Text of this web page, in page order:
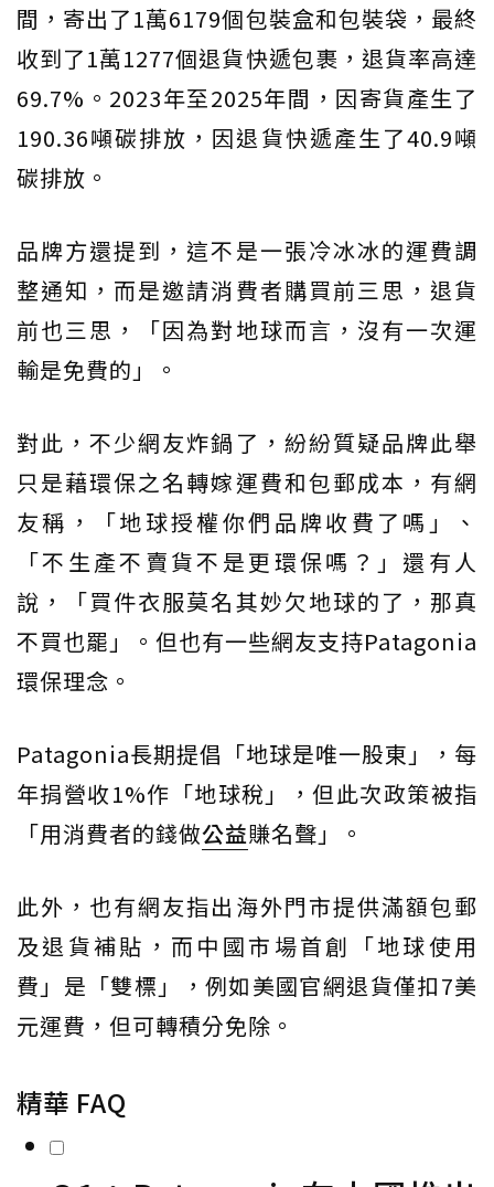
間，寄出了1萬6179個包裝盒和包裝袋，最終
收到了1萬1277個退貨快遞包裹，退貨率高達
69.7%。2023年至2025年間，因寄貨產生了
190.36噸碳排放，因退貨快遞產生了40.9噸
碳排放。
品牌方還提到，這不是一張冷冰冰的運費調
整通知，而是邀請消費者購買前三思，退貨
前也三思，「因為對地球而言，沒有一次運
輸是免費的」。
對此，不少網友炸鍋了，紛紛質疑品牌此舉
只是藉環保之名轉嫁運費和包郵成本，有網
友稱，「地球授權你們品牌收費了嗎」、
「不生產不賣貨不是更環保嗎？」還有人
說，「買件衣服莫名其妙欠地球的了，那真
不買也罷」。但也有一些網友支持Patagonia
環保理念。
Patagonia長期提倡「地球是唯一股東」，每
年捐營收1%作「地球稅」，但此次政策被指
「用消費者的錢做公益賺名聲」。
此外，也有網友指出海外門市提供滿額包郵
及退貨補貼，而中國市場首創「地球使用
費」是「雙標」，例如美國官網退貨僅扣7美
元運費，但可轉積分免除。
精華 FAQ